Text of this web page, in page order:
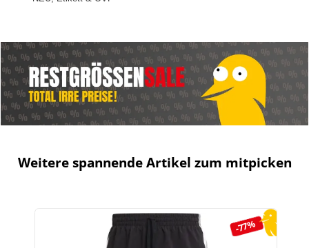
Weitere spannende Artikel zum mitpicken
Produktgalerie überspringen
-77%